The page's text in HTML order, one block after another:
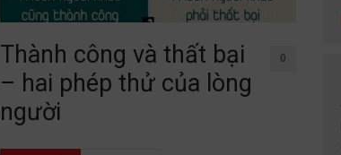
Thành công và thất bại
– hai phép thử của lòng
người
0